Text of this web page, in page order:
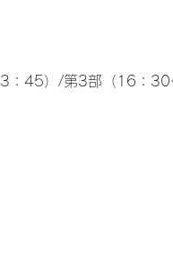
：45）/第3部（16：